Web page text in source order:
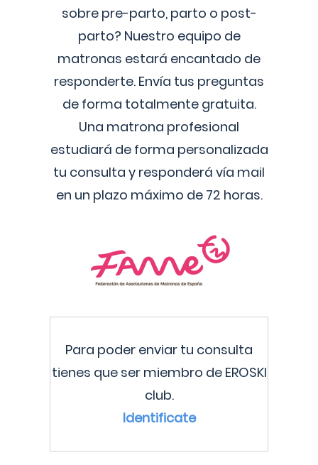
sobre pre-parto, parto o post-
parto? Nuestro equipo de
matronas estará encantado de
responderte. Envía tus preguntas
de forma totalmente gratuita.
Una matrona profesional
estudiará de forma personalizada
tu consulta y responderá vía mail
en un plazo máximo de 72 horas.
Para poder enviar tu consulta
tienes que ser miembro de EROSKI
club.
Identificate